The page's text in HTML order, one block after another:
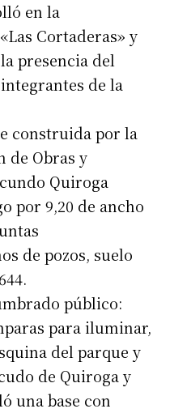
en la
Cortaderas» y
presencia del
de la
construida por la
de Obras y
Quiroga
por 9,20 de ancho
de pozos, suelo
público:
para iluminar,
del parque y
de Quiroga y
una base con